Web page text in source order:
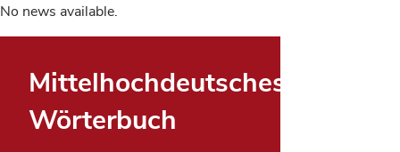
No news available.
Mittelhochdeutsches
Wörterbuch